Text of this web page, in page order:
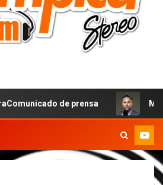
MARCOS PETRO